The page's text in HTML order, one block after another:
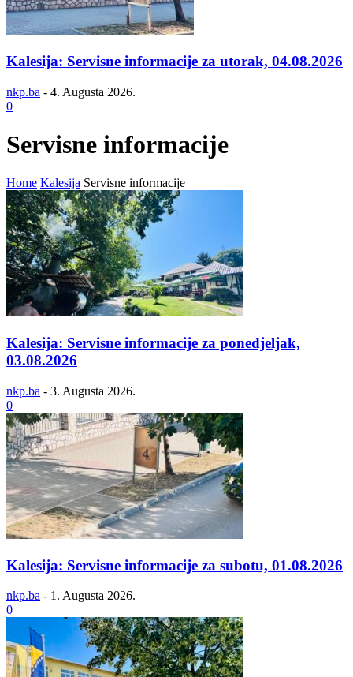
Kalesija: Servisne informacije za utorak, 04.08.2026
nkp.ba - 4. Augusta 2026.
0
Servisne informacije
Home Kalesija Servisne informacije
Kalesija: Servisne informacije za ponedjeljak,
03.08.2026
nkp.ba - 3. Augusta 2026.
0
Kalesija: Servisne informacije za subotu, 01.08.2026
nkp.ba - 1. Augusta 2026.
0